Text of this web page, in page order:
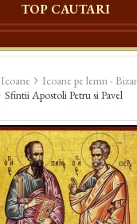
TOP CAUTARI
Icoane
Icoane pe lemn -
Sfintii Apostoli Petru si Pavel